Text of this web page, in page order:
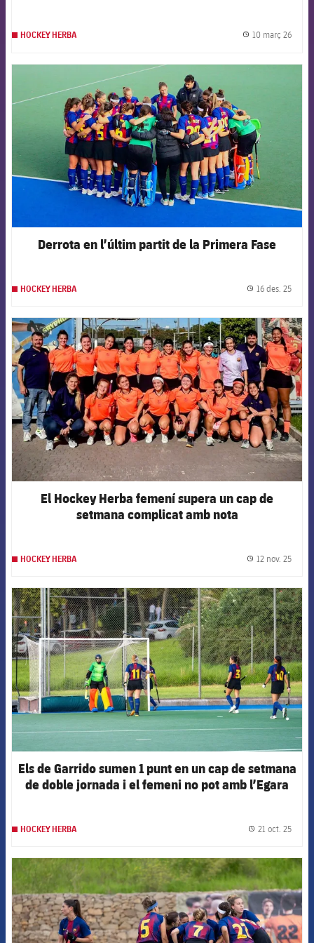
HOCKEY HERBA 10 març 26
FCB Barcelona badge
Derrota en l’últim partit de la Primera Fase
HOCKEY HERBA 16 des. 25
FCB Barcelona badge
El Hockey Herba femení supera un cap de
setmana complicat amb nota
HOCKEY HERBA 12 nov. 25
FCB Barcelona badge
Els de Garrido sumen 1 punt en un cap de setmana
de doble jornada i el femeni no pot amb l’Egara
HOCKEY HERBA 21 oct. 25
FCB Barcelona badge